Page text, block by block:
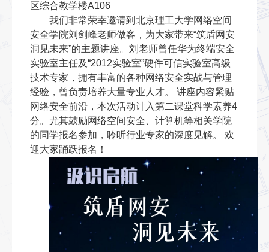
区综合教学楼A106
我们非常荣幸邀请到北京理工大学网络空间
安全学院刘剑峰老师做客，为大家带来“筑盾网安
洞见未来”的主题讲座。刘老师曾任华为终端安全
实验室主任及“2012实验室”硬件可信实验室高级
技术专家，拥有丰富的各种网络安全实战与管理
经验，曾负责培养大量专业人才。 讲座内容紧贴
网络安全前沿，本次活动计入第二课堂科学素养4
分。尤其鼓励网络空间安全、计算机等相关学院
的同学报名参加，聆听行业专家的深度见解。 欢
迎大家踊跃报名！